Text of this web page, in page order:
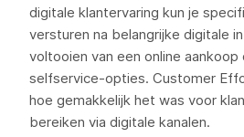
digitale klantervaring kun je
versturen na belangrijke digitale
voltooien van een online
selfservice-opties. Customer
hoe gemakkelijk het was voor
bereiken via digitale kanalen.